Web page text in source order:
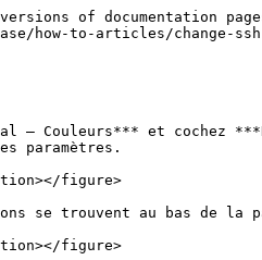
of documentation
how-to-articles/change-
– Couleurs*** et cochez
paramètres.
figure>
se trouvent au bas de la
figure>